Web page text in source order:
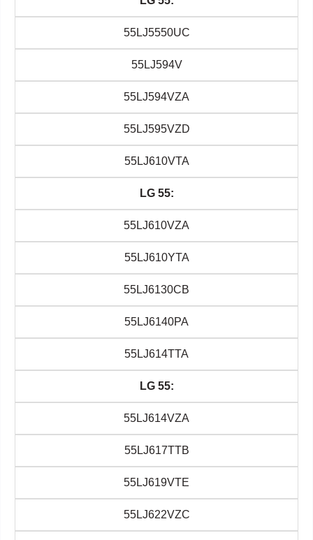
55LJ5550UC
55LJ594V
55LJ594VZA
55LJ595VZD
55LJ610VTA
LG 55:
55LJ610VZA
55LJ610YTA
55LJ6130CB
55LJ6140PA
55LJ614TTA
LG 55:
55LJ614VZA
55LJ617TTB
55LJ619VTE
55LJ622VZC